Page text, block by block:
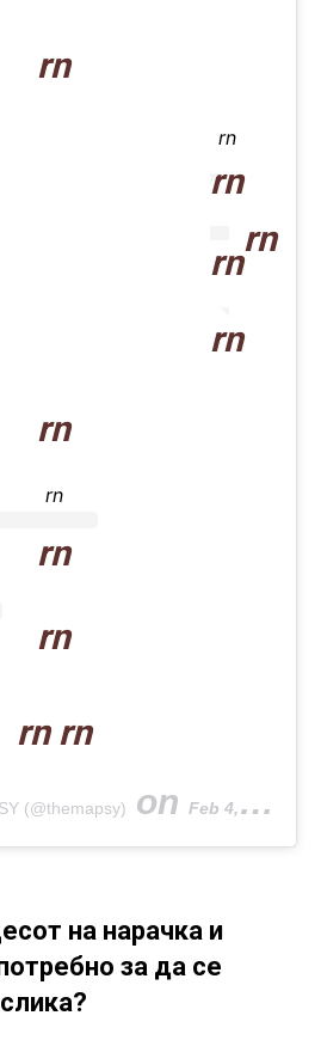
rn
rn
rn
rn
rn
rn
rn
rn
rn
rn
rn rn
(@themapsy) on Feb 4, 2020 at 5:05am PST
на нарачка и
за да се